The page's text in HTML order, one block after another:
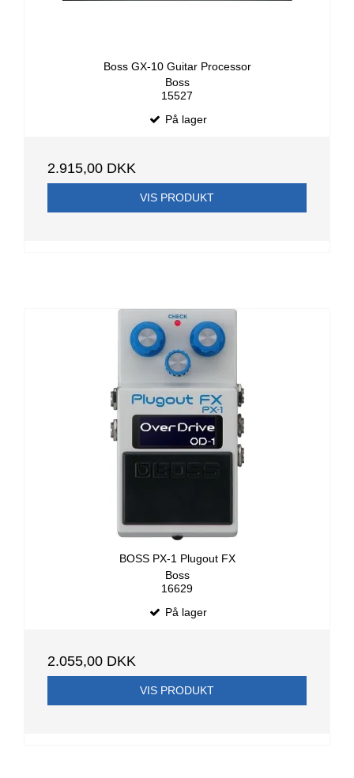
Boss GX-10 Guitar Processor
Boss
15527
På lager
2.915,00 DKK
VIS PRODUKT
BOSS PX-1 Plugout FX
Boss
16629
På lager
2.055,00 DKK
VIS PRODUKT